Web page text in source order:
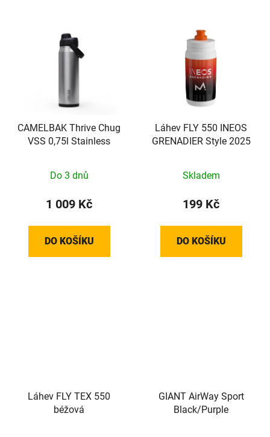
CAMELBAK Thrive Chug
VSS 0,75l Stainless
Do 3 dnů
1 009 Kč
DO KOŠÍKU
Láhev FLY 550 INEOS
GRENADIER Style 2025
Skladem
199 Kč
DO KOŠÍKU
Láhev FLY TEX 550
béžová
GIANT AirWay Sport
Black/Purple